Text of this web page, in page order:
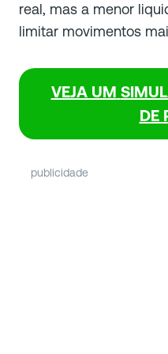
real, mas a menor
limitar movimentos
VEJA UM
DE
publicidade